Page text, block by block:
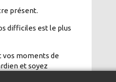
présent.
difficiles est le plus
vos moments de
et soyez